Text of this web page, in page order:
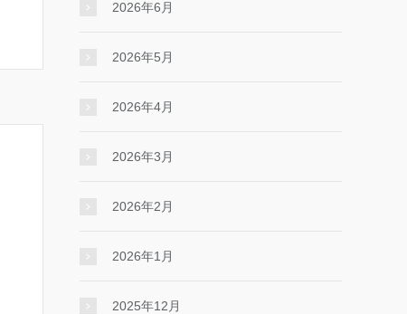
2026年6月
2026年5月
2026年4月
2026年3月
2026年2月
2026年1月
2025年12月